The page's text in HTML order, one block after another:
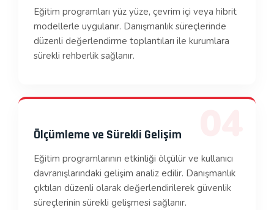
Eğitim programları yüz yüze, çevrim içi veya hibrit
modellerle uygulanır. Danışmanlık süreçlerinde
düzenli değerlendirme toplantıları ile kurumlara
sürekli rehberlik sağlanır.
Ölçümleme ve Sürekli Gelişim
Eğitim programlarının etkinliği ölçülür ve kullanıcı
davranışlarındaki gelişim analiz edilir. Danışmanlık
çıktıları düzenli olarak değerlendirilerek güvenlik
süreçlerinin sürekli gelişmesi sağlanır.